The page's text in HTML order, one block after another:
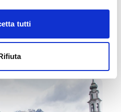
tutti
di